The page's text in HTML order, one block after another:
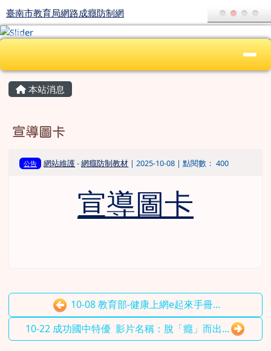
跳至主內容區
臺南市教育局網路成癮防制網
臺南市教育局網路成癮防制網
導覽列
上中區域內容
主內容區域
本站消息
宣導圖卡
公告 網站維護-網癮防制教材 | 2025-10-08 | 點閱數： 400
宣導圖卡
10-08 教育部-健康上網e起來手冊...
10-22 成功國中特優 影片名稱：脫「癮」而出...
頁尾區域